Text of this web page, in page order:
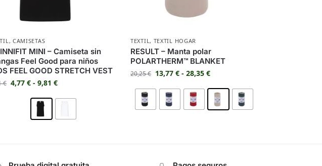
, CAMISETAS
MINI – Camiseta sin
Feel Good para niños
FEEL GOOD STRETCH VEST
€ 4,77€ - 9,81€
TEXTIL, TEXTIL HOGAR
RESULT – Manta polar
POLARTHERM™ BLANKET
20,25€ 13,77€ - 28,35€